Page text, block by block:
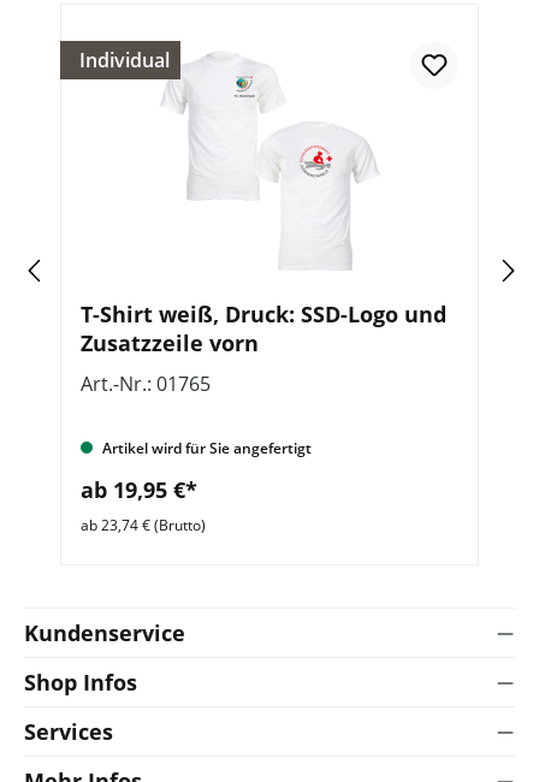
Individual
T-Shirt weiß, Druck: SSD-Logo und
Zusatzzeile vorn
Art.-Nr.: 01765
Artikel wird für Sie angefertigt
ab 19,95 €*
ab 23,74 € (Brutto)
Kundenservice
Shop Infos
Services